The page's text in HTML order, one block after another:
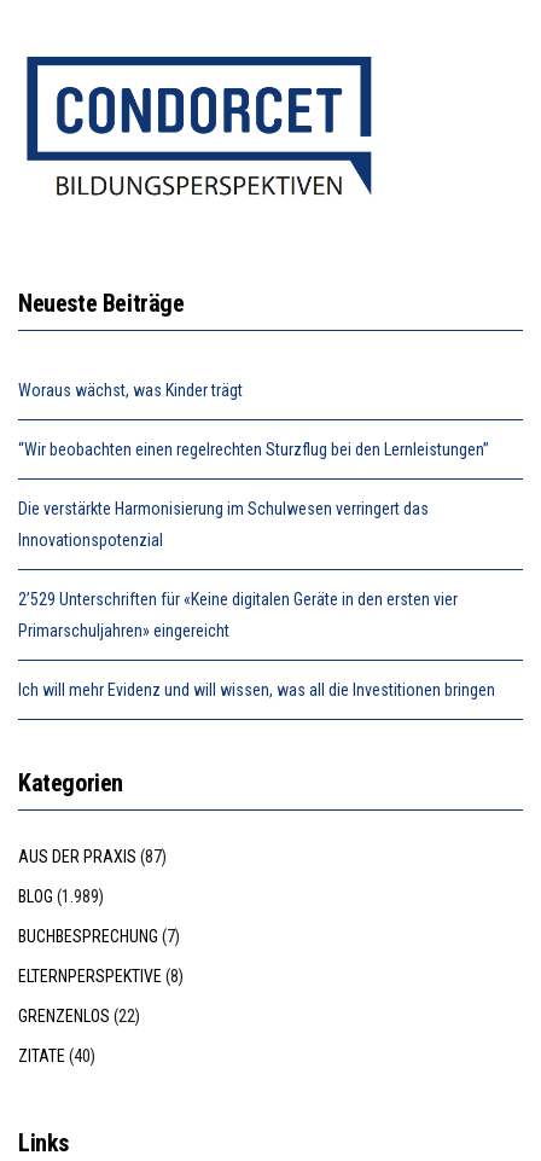
Neueste Beiträge
Woraus wächst, was Kinder trägt
“Wir beobachten einen regelrechten Sturzflug bei den Lernleistungen”
Die verstärkte Harmonisierung im Schulwesen verringert das
Innovationspotenzial
2’529 Unterschriften für «Keine digitalen Geräte in den ersten vier
Primarschuljahren» eingereicht
Ich will mehr Evidenz und will wissen, was all die Investitionen bringen
Kategorien
AUS DER PRAXIS (87)
BLOG (1.989)
BUCHBESPRECHUNG (7)
ELTERNPERSPEKTIVE (8)
GRENZENLOS (22)
ZITATE (40)
Links